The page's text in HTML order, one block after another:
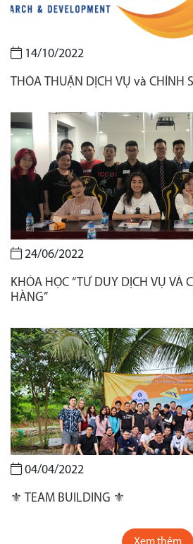
14/10/2022
THỎA THUẬN DỊCH VỤ và CHÍNH
24/06/2022
KHÓA HỌC “TƯ DUY DỊCH VỤ VÀ
HÀNG”
04/04/2022
⚜️ TEAM BUILDING ⚜️